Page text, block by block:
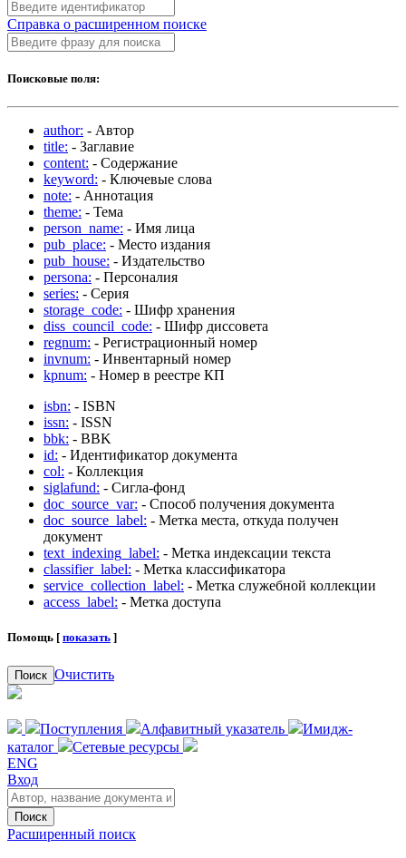
Справка о расширенном поиске
Поисковые поля:
author: - Автор
title: - Заглавие
content: - Содержание
keyword: - Ключевые слова
note: - Аннотация
theme: - Тема
person_name: - Имя лица
pub_place: - Место издания
pub_house: - Издательство
persona: - Персоналия
series: - Серия
storage_code: - Шифр хранения
diss_council_code: - Шифр диссовета
regnum: - Регистрационный номер
invnum: - Инвентарный номер
kpnum: - Номер в реестре КП
isbn: - ISBN
issn: - ISSN
bbk: - BBK
id: - Идентификатор документа
col: - Коллекция
siglafund: - Сигла-фонд
doc_source_var: - Способ получения документа
doc_source_label: - Метка места, откуда получен
документ
text_indexing_label: - Метка индексации текста
classifier_label: - Метка классификатора
service_collection_label: - Метка служебной коллекции
access_label: - Метка доступа
Помощь [ показать ]
Поиск Очистить
Поступления Алфавитный указатель
Имидж-
каталог
Сетевые ресурсы
ENG
Вход
Поиск
Расширенный поиск